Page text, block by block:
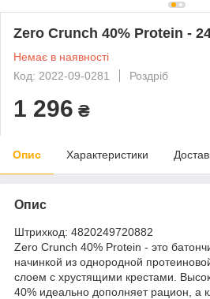
Zero Crunch 40% Protein -
Немає в наявності
Код: 2022-09-0281
Роздріб
1 296 ₴
Опис Характеристики
Опис
Штрихкод: 4820249720882
Zero Crunch 40% Protein - это
начинкой из однородной
слоем с хрустящими крестами.
40% идеально дополняет рацион, а